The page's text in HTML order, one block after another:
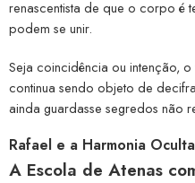
renascentista de que o corpo é
podem se unir.
Seja coincidência ou intenção,
continua sendo objeto de
ainda guardasse segredos não
Rafael e a Harmonia Oculta
A Escola de Atenas